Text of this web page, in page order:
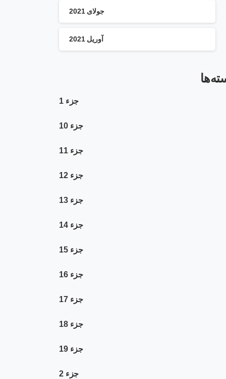
جولای 2021
آوریل 2021
جزء 1
جزء 10
جزء 11
جزء 12
جزء 13
جزء 14
جزء 15
جزء 16
جزء 17
جزء 18
جزء 19
جزء 2